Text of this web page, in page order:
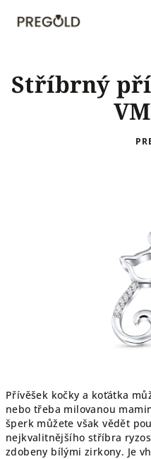
Přívěšek kočky a koťátka
nebo třeba milovanou
šperk můžete však vědět
nejkvalitnějšího stříbra
zdobeny bílými zirkony. Je
Stříbrný